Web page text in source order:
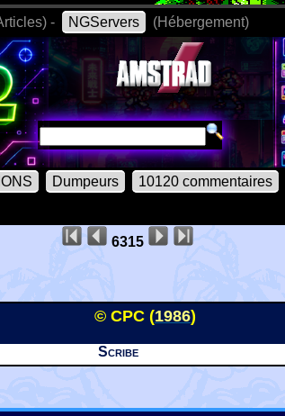
- NGServers (Hébergement)
Dumpeurs 10120 commentaires
6315
© CPC (1986)
Scribe